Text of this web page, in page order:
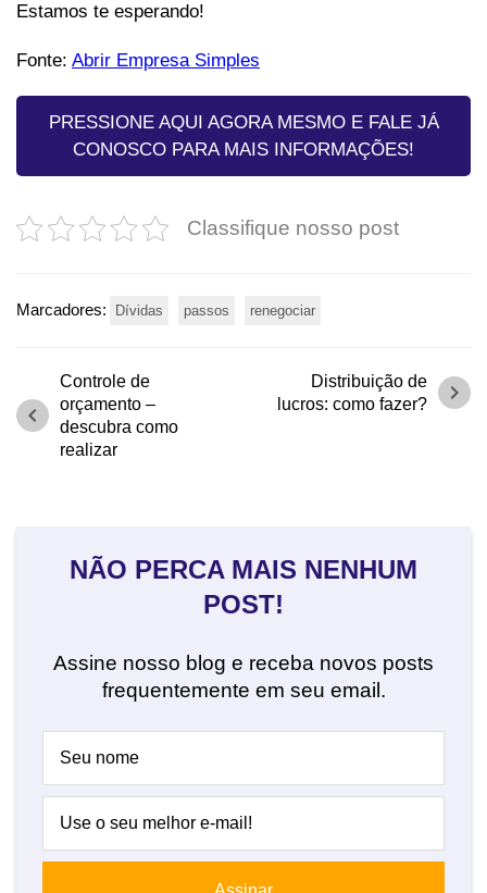
Estamos te esperando!
Fonte: Abrir Empresa Simples
PRESSIONE AQUI AGORA MESMO E FALE JÁ
CONOSCO PARA MAIS INFORMAÇÕES!
Classifique nosso post
Marcadores: Dívidas passos renegociar
Controle de
orçamento –
descubra como
realizar
chevron_left
Distribuição de
lucros: como fazer?
chevron_right
NÃO PERCA MAIS NENHUM
POST!
Assine nosso blog e receba novos posts
frequentemente em seu email.